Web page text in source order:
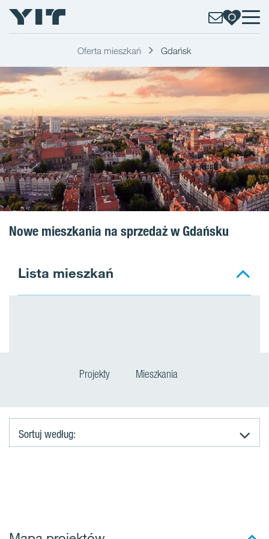
Oferta mieszkań Gdańsk
Nowe mieszkania na sprzedaż w Gdańsku
Lista mieszkań
Projekty Mieszkania
Sortuj według: